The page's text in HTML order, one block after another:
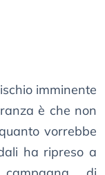
imminente
è che non
vorrebbe
ha ripreso a